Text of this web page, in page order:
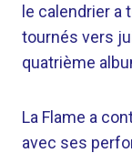
le calendrier
tournés vers
quatrième
La Flame a
avec ses